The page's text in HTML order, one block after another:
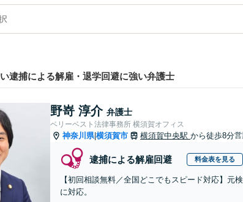
逮捕による解雇・退学回避に強い弁護士
野嵜 淳介 弁護士
ベリーベスト法律事務所 横須賀オフィス
神奈川県|横須賀市 横須賀中央駅 から徒歩8分営
逮捕による解雇回避 料金表を見る
【初回相談無料／全国どこでもスピード対応】
に対応。